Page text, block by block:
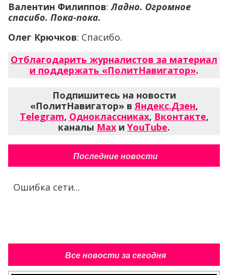
Валентин Филиппов: Ладно. Огромное
спасибо. Пока-пока.
Олег Крючков: Спасибо.
Отблагодарить журналистов за материал
и поддержать «ПолитНавигатор».
Подпишитесь на новости
«ПолитНавигатор» вЯндекс.Дзен,
Telegram, Одноклассниках, Вконтакте,
каналы Max и YouTube.
Последние новости
Ошибка сети...
Все новости за сегодня